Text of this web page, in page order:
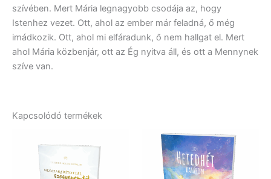
szívében. Mert Mária legnagyobb csodája az, hogy
Istenhez vezet. Ott, ahol az ember már feladná, ő még
imádkozik. Ott, ahol mi elfáradunk, ő nem hallgat el. Mert
ahol Mária közbenjár, ott az Ég nyitva áll, és ott a Mennynek
szíve van.
Kapcsolódó termékek